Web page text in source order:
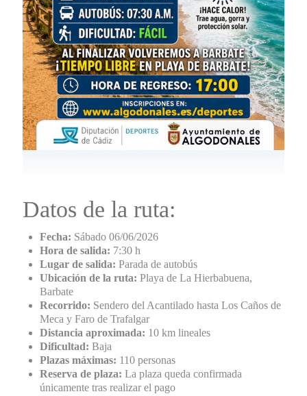
Datos de la ruta:
Fecha: Sábado 06/06/2026
Hora de salida: 7:30 h
Lugar de salida: Parada de autobús
Ubicación de la ruta: Playa de La Hierbabuena,
Barbate
Recorrido: Sendero del Acantilado hasta Los Caños de
Meca y Faro de Trafalgar
Distancia aproximada: 10 km lineales
Dificultad: Baja
Plazas máximas: 110 personas
Reserva de plaza: La plaza queda confirmada
únicamente tras realizar el pago